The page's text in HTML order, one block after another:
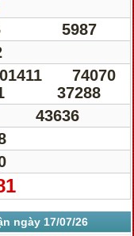
5987
01411
74070
37288
43636
ngày 17/07/26